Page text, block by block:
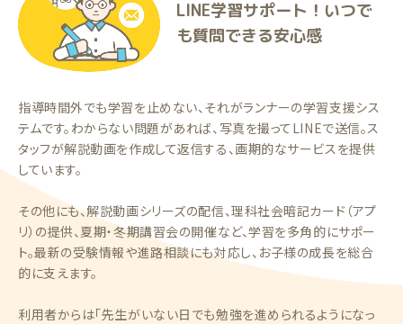
LINE学習サポート！いつで
も質問できる安心感
指導時間外でも学習を止めない、それがランナーの学習支援シス
テムです。わからない問題があれば、写真を撮ってLINEで送信。ス
タッフが解説動画を作成して返信する、画期的なサービスを提供
しています。
その他にも、解説動画シリーズの配信、理科社会暗記カード（アプ
リ）の提供、夏期・冬期講習会の開催など、学習を多角的にサポー
ト。最新の受験情報や進路相談にも対応し、お子様の成長を総合
的に支えます。
利用者からは「先生がいない日でも勉強を進められるようになっ